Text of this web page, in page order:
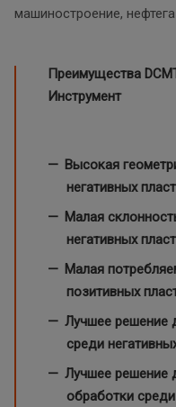
машиностроение,
Преимущества
Инструмент
Высокая
негативных
Малая
негативных
Малая
позитивных
Лучшее решение
среди
Лучшее решение
обработки